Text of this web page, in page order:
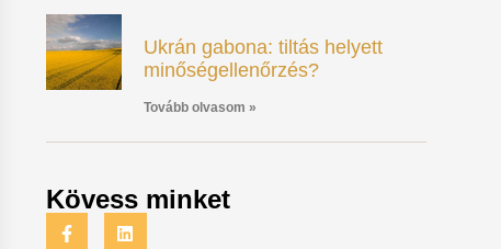
Ukrán gabona: tiltás helyett
minőségellenőrzés?
Tovább olvasom »
Kövess minket